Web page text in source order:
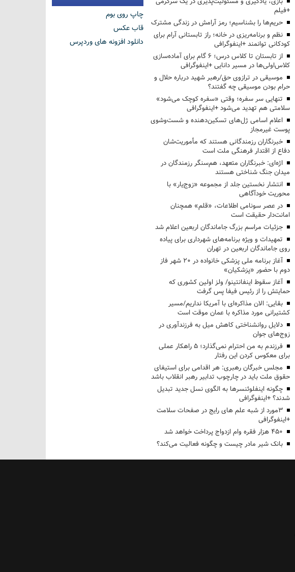
+فیلم
حریم‌ها را بشناسیم؛ رمز آرامش در زندگی مشترک
نظم و برنامه‌ریزی در خانه؛ راز تابستانی آرام برای
کودکانی توانمند +اینفوگرافی
از تابستان تا کلاس درس؛ ۶ گام برای آماده‌سازی
کلاس‌اولی‌ها در مسیر دانایی +اینفوگرافی
موسیقی در ترازوی حق/رهبر شهید درباره حلال و
حرام بودن موسیقی چه گفتند؟
تنهایی سر سفره؛ وقتی «سفره کوچک می‌شود»
سلامتی هم تهدید می‌شود +اینفوگرافی
اعلام اسامی ژل‌های تسکین‌دهنده و شست‌وشوی
پوست غیرمجاز
خبرنگاران رزمندگانی هستند که مأموریت‌شان
دفاع از اقتدار فرهنگی ملت است
اژه‌ای: خبرنگاران متعهد، هم‌سنگر رزمندگان در
میدان جنگ شناختی هستند
انتشار نخستین جلد از مجموعه «زوج‌یار» با
محوریت خودآگاهی
در عصر سونامی اطلاعات، «قلم» همچنان
امانت‌دار حقیقت است
جزئیات مراسم بزرگ جاماندگان اربعین اعلام شد
تمهیدات و ویژه برنامه‌های شهرداری برای پیاده
روی جاماندگان اربعین در تهران
آغاز برنامه ملی پزشکی خانواده در ۲۰ شهر فاز
دوم با حضور «پزشکیان»
آغاز سقوط اینفانتینو/ ولز اولین کشوری که
حمایتش را از رئیس فیفا پس گرفت
بقایی: الان مذاکره‌ای با آمریکا نداریم/مسیر
کشتیرانی مورد مذاکره با عمان موقت است
دلایل روانشناختی کاهش میل به فرزندآوری در
زوج‌های جوان
فرزندم به من احترام نمی‌گذارد؛ ۵ راهکار عملی
برای معکوس کردن این رفتار
مجلس خبرگان رهبری: هر اقدامی برای استیفای
حقوق ملت باید در چارچوب تدابیر رهبر انقلاب باشد
چگونه اینفلوئنسرها به الگوی نسل جدید تبدیل
شدند؟ +اینفوگرافی
3مورد از شبه علم های رایج در صفحات سلامت
+اینفوگرافی
۴۵۰ هزار فقره وام ازدواج پرداخت خواهد شد
بانک شیر مادر چیست و چگونه فعالیت می‌کند؟
چاپ روی بوم
قاب عکس
دانلود افزونه های وردپرس